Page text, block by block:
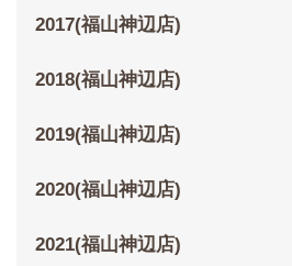
2017(福山神辺店)
2018(福山神辺店)
2019(福山神辺店)
2020(福山神辺店)
2021(福山神辺店)